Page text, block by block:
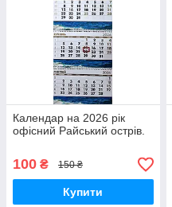
Календар на 2026 рік
офісний Райський острів.
100 ₴ 150 ₴
Купити